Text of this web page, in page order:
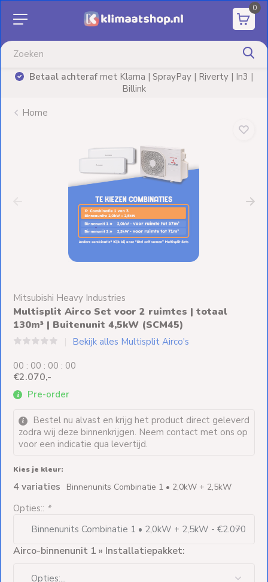
0
Betaal achterafmet Klarna | SprayPay | Riverty | In3 |
Billink
Aanbiedingen
verwarming
Elektrische
Installatiematerialen
Terrasverwarming
Spoed- en
Weekendleveringen
Klantenservice
Home
Mitsubishi Heavy Industries
Multisplit Airco Set voor 2 ruimtes | totaal
130m³ | Buitenunit 4,5kW (SCM45)
Bekijk alles Multisplit Airco's
00 : 00 : 00 : 00
€2.070,-
Pre-order
Bestel nu alvast en krijg het product direct geleverd
zodra wij deze binnenkrijgen. Neem contact met ons op
voor een indicatie qua levertijd.
Kies je kleur:
4 variaties Binnenunits Combinatie 1 • 2,0kW + 2,5kW
Opties:: *
Airco-binnenunit 1 » Installatiepakket: